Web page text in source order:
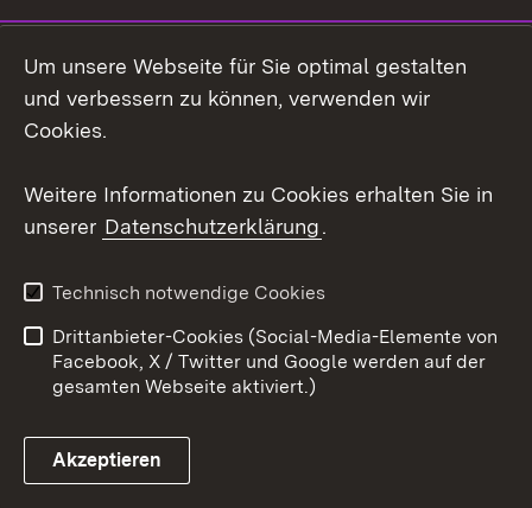
X / Twitter
Youtube
Link zum Landesportal
Kontakt
Datenschutz
Barrierefreiheit
Impressum Cookies
Um unsere Webseite für Sie optimal gestalten
und verbessern zu können, verwenden wir
Cookies.
Weitere Informationen zu Cookies erhalten Sie in
unserer Datenschutzerklärung.
Technisch notwendige Cookies
Drittanbieter-Cookies (Social-Media-Elemente von
Facebook, X / Twitter und Google werden auf der
gesamten Webseite aktiviert.)
Akzeptieren